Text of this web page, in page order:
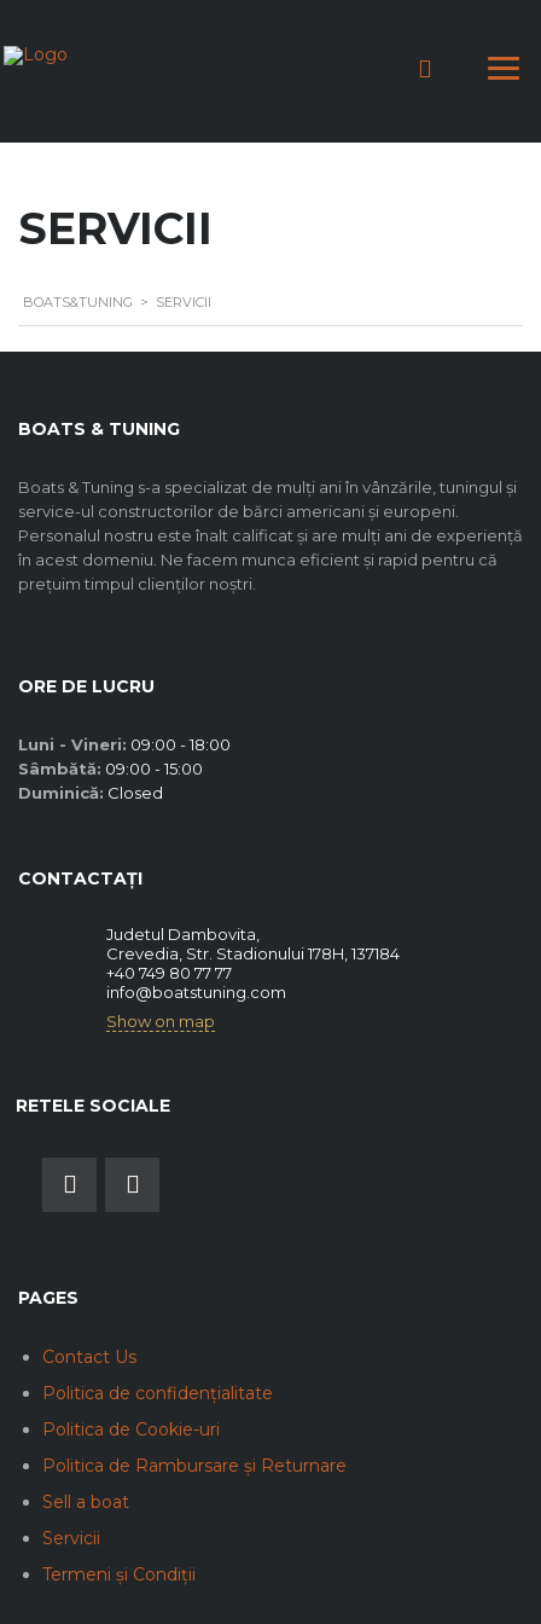
SERVICII
BOATS&TUNING > SERVICII
BOATS & TUNING
Boats & Tuning s-a specializat de mulți ani în vânzările, tuningul și
service-ul constructorilor de bărci americani și europeni.
Personalul nostru este înalt calificat și are mulți ani de experiență
în acest domeniu. Ne facem munca eficient și rapid pentru că
prețuim timpul clienților noștri.
ORE DE LUCRU
Luni - Vineri: 09:00 - 18:00
Sâmbătă: 09:00 - 15:00
Duminică: Closed
CONTACTAȚI
Judetul Dambovita,
Crevedia, Str. Stadionului 178H, 137184
+40 749 80 77 77
info@boatstuning.com
Show on map
RETELE SOCIALE
PAGES
Contact Us
Politica de confidențialitate
Politica de Cookie-uri
Politica de Rambursare și Returnare
Sell a boat
Servicii
Termeni și Condiții